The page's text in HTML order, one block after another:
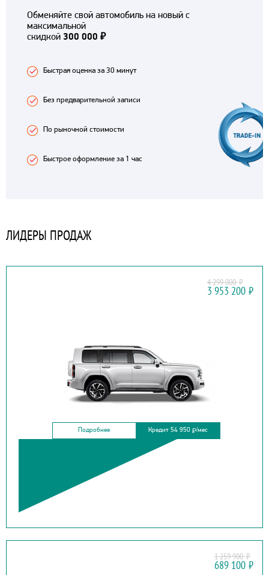
Обменяйте свой автомобиль на новый с
максимальной
скидкой 300 000 ₽
Быстрая оценка за 30 минут
Без предварительной записи
По рыночной стоимости
Быстрое оформление за 1 час
ЛИДЕРЫ ПРОДАЖ
4 299 000₽
3 953 200 ₽
Подробнее Кредит 54 950 ₽/мес
1 259 900₽
689 100 ₽